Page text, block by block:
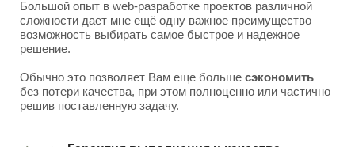
Большой опыт в web-разработке проектов различной
сложности дает мне ещё одну важное преимущество —
возможность выбирать самое быстрое и надежное
решение.
Обычно это позволяет Вам еще больше сэкономить
без потери качества, при этом полноценно или частично
решив поставленную задачу.